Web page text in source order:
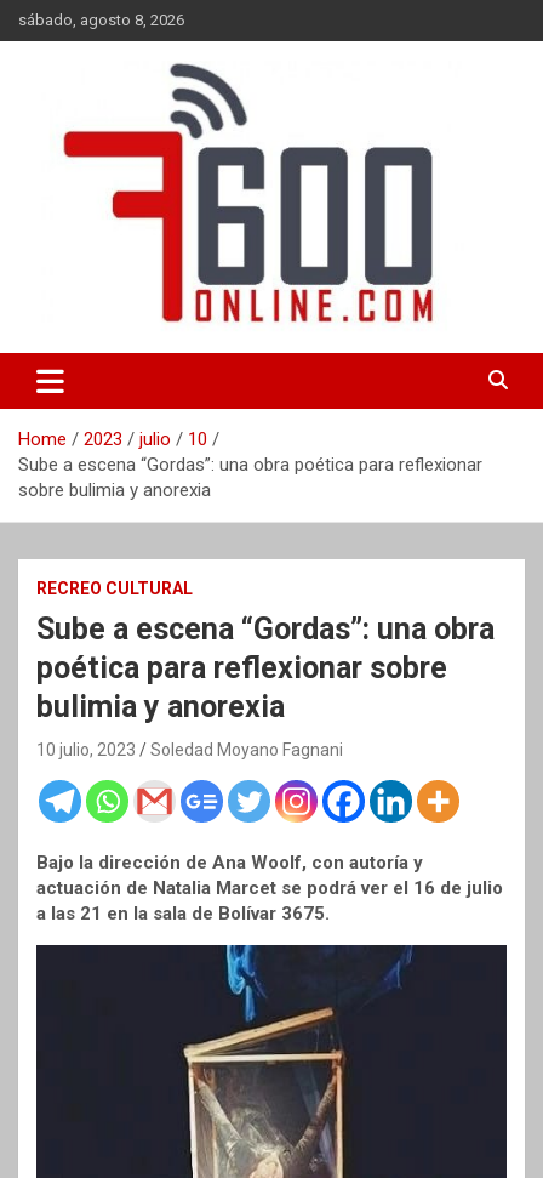
Skip
to
sábado, agosto 8, 2026
7600 online
nacional e internacional, deportiva y cultural.
Home 2023 julio
10
Sube a escena “Gordas”: una obra poética para reflexionar
sobre bulimia y anorexia
RECREO CULTURAL
Sube a escena “Gordas”: una obra
poética para reflexionar sobre
bulimia y anorexia
10 julio, 2023 Soledad Moyano Fagnani
Bajo la dirección de Ana Woolf, con autoría y
actuación de Natalia Marcet se podrá ver el 16 de julio
a las 21 en la sala de Bolívar 3675.